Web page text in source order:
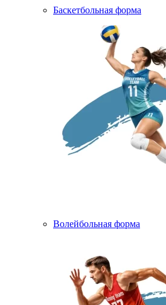
Баскетбольная форма
Волейбольная форма